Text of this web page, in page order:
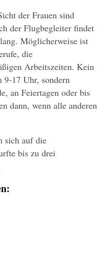
der Frauen sind
der Flugbegleiter findet
Möglicherweise ist
die
Arbeitszeiten. Kein
9-17 Uhr, sondern
an Feiertagen oder bis
dann, wenn alle anderen
sich auf die
bis zu drei